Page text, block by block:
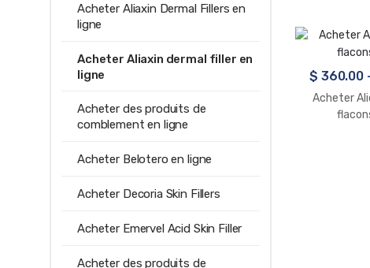
$ 360.00
Acheter
Acheter Aliaxin Dermal Fillers en
ligne
Acheter Aliaxin dermal filler en
ligne
Acheter des produits de
comblement en ligne
Acheter Belotero en ligne
Acheter Decoria Skin Fillers
Acheter Emervel Acid Skin Filler
Acheter des produits de